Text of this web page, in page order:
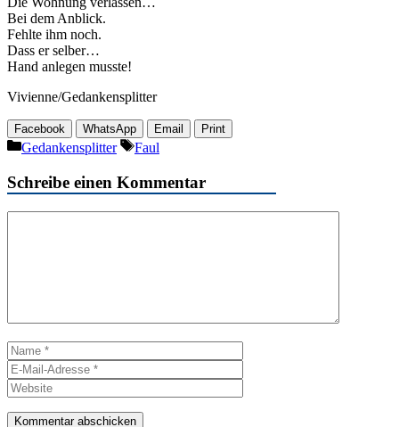
Bei dem Anblick.
Fehlte ihm noch.
Dass er selber…
Hand anlegen musste!
Vivienne/Gedankensplitter
Facebook WhatsApp Email Print
Kategorien
Gedankensplitter Schlagwörter
Faul
Schreibe einen Kommentar
Name
Mail-
Adresse